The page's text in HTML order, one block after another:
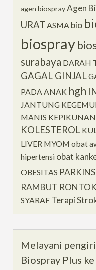
agen biosprayAgen
URAT ASMA bio
biospray
surabaya DARAH
GAGAL GINJAL
PADA ANAK hgh
JANTUNG
MANIS KEPIKUNAN
KOLESTEROL
LIVER MYOM obat
hipertensi obat
OBESITAS
RAMBUT
SYARAF Terapi
Melayani
Biospray Plus